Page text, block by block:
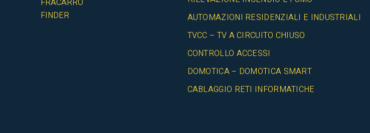
FRACARRO
FINDER
AUTOMAZIONI RESIDENZIALI E INDUSTRIALI
TVCC – TV A CIRCUITO CHIUSO
CONTROLLO ACCESSI
DOMOTICA – DOMOTICA SMART
CABLAGGIO RETI INFORMATICHE